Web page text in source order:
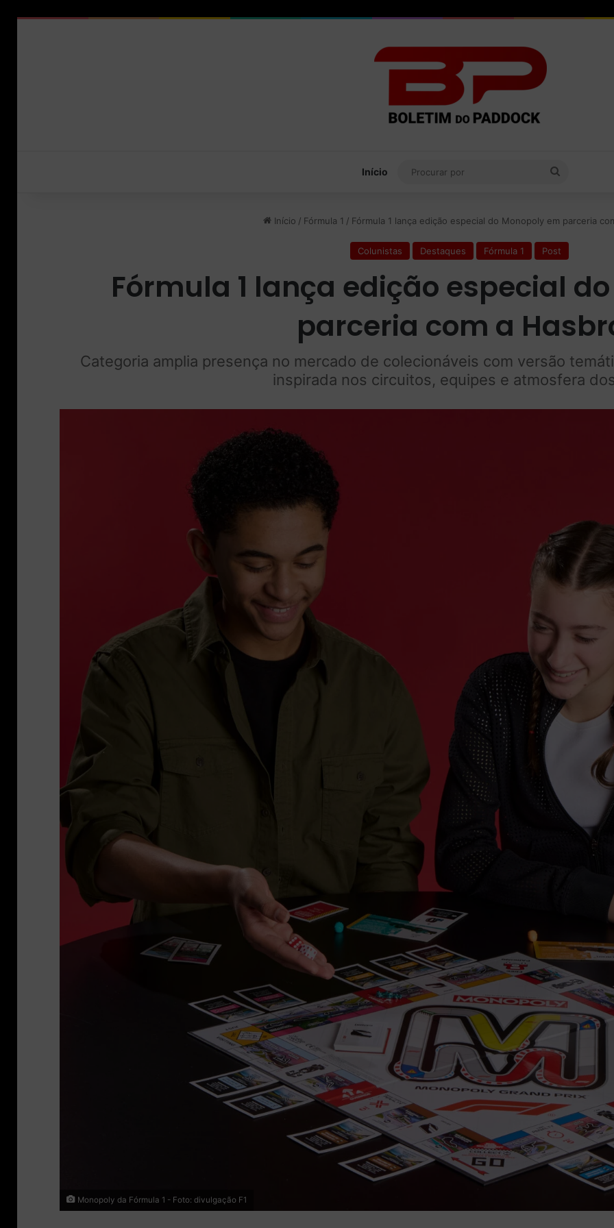
Início
Início / Fórmula 1 / Fórmula 1 lança edição especial do Monopoly em parceria
Colunistas Destaques Fórmula 1 Post
Fórmula 1 lança edição especial
parceria com a
Categoria amplia presença no mercado de colecionáveis com versão
inspirada nos circuitos, equipes e atmosfera
Monopoly da Fórmula 1 - Foto: divulgação F1